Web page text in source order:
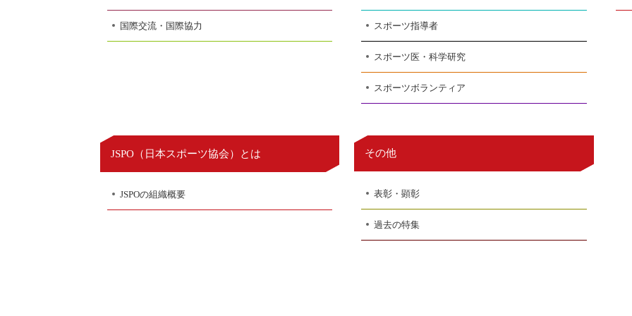
国際交流・国際協力 スポーツ指導者
スポーツ医・科学研究
スポーツボランティア
JSPO（ 日本スポーツ協会）とは
JSPOの組織概要
その他
表彰・顕彰
過去の特集